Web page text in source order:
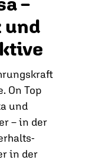
und
On Top
und
– in der
in der